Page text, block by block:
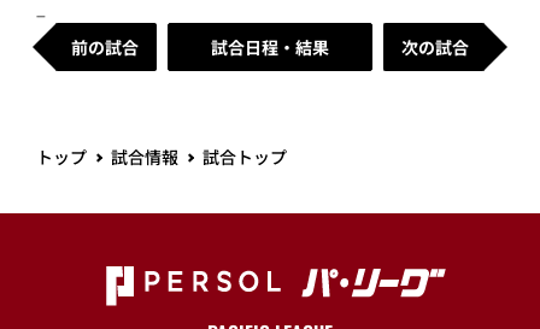
–
前の試合
試合日程・結果 次の試合
トップ 試合情報 試合トップ